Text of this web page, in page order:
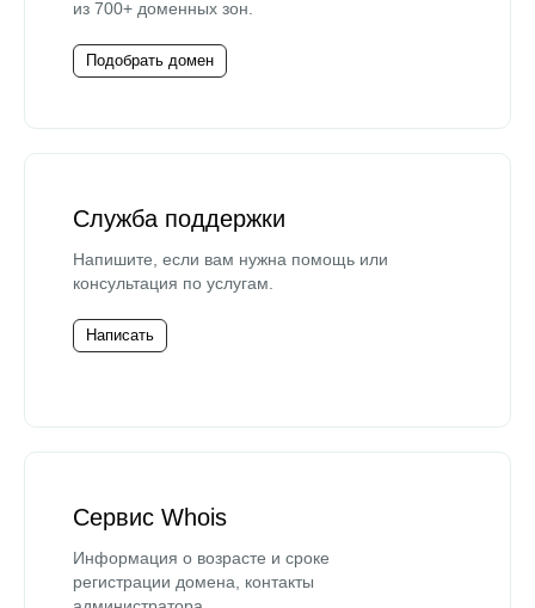
из 700+ доменных зон.
Подобрать домен
Служба поддержки
Напишите, если вам нужна помощь или
консультация по услугам.
Написать
Сервис Whois
Информация о возрасте и сроке
регистрации домена, контакты